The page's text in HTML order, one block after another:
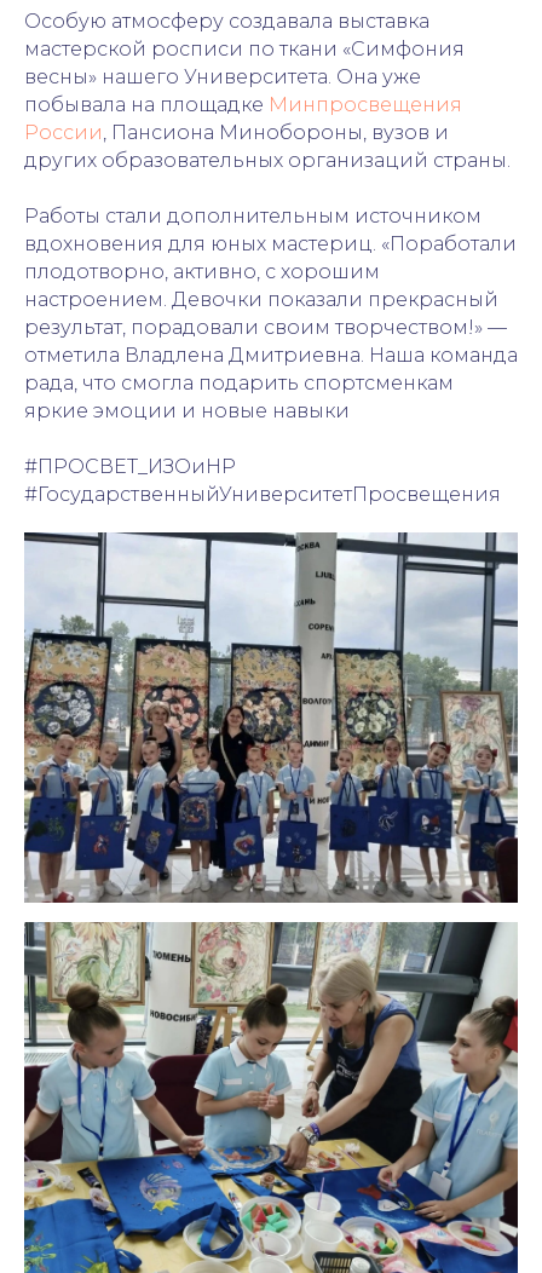
Особую атмосферу создавала выставка
мастерской росписи по ткани «Симфония
весны» нашего Университета. Она уже
побывала на площадке Минпросвещения
России, Пансиона Минобороны, вузов и
других образовательных организаций страны.
Работы стали дополнительным источником
вдохновения для юных мастериц. «Поработали
плодотворно, активно, с хорошим
настроением. Девочки показали прекрасный
результат, порадовали своим творчеством!» —
отметила Владлена Дмитриевна. Наша команда
рада, что смогла подарить спортсменкам
яркие эмоции и новые навыки
#ПРОСВЕТ_ИЗОиНР
#ГосударственныйУниверситетПросвещения